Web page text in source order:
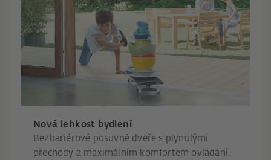
Nová lehkost bydlení
Bezbariérové posuvné dveře s plynulými
přechody a maximálním komfortem ovládání.